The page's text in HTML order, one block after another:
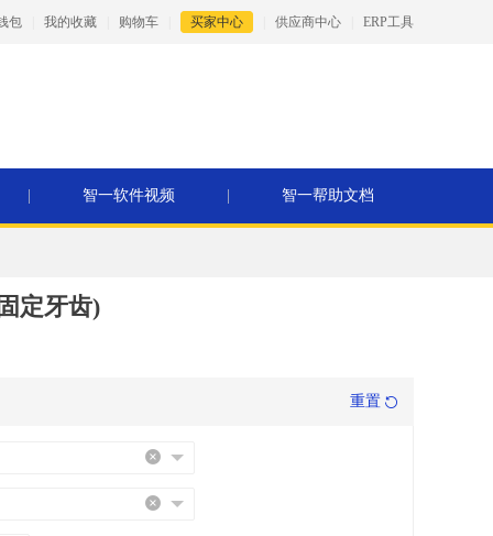
包 我的收藏 购物车 买家中心 供应商中心 ERP工具
智一软件视频 智一帮助文档
定牙齿)
重置